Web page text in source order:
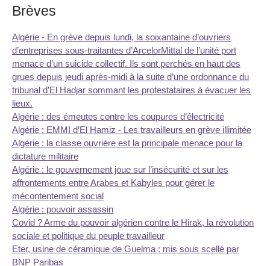
Brèves
Algérie - En grève depuis lundi, la soixantaine d’ouvriers
d’entreprises sous-traitantes d’ArcelorMittal de l’unité port
menace d’un suicide collectif. Ils sont perchés en haut des
grues depuis jeudi après-midi à la suite d’une ordonnance du
tribunal d’El Hadjar sommant les protestataires à évacuer les
lieux.
Algérie : des émeutes contre les coupures d’électricité
Algérie : EMMI d’El Hamiz - Les travailleurs en grève illimitée
Algérie : la classe ouvrière est la principale menace pour la
dictature militaire
Algérie : le gouvernement joue sur l’insécurité et sur les
affrontements entre Arabes et Kabyles pour gérer le
mécontentement social
Algérie : pouvoir assassin
Covid ? Arme du pouvoir algérien contre le Hirak, la révolution
sociale et politique du peuple travailleur
Eter, usine de céramique de Guelma : mis sous scellé par
BNP Paribas